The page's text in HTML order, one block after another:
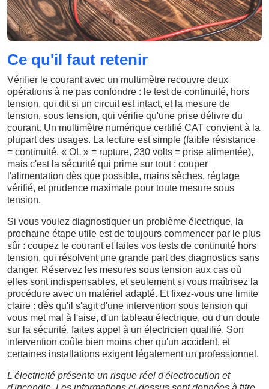
Ce qu'il faut retenir
Vérifier le courant avec un multimètre recouvre deux
opérations à ne pas confondre : le test de continuité, hors
tension, qui dit si un circuit est intact, et la mesure de
tension, sous tension, qui vérifie qu'une prise délivre du
courant. Un multimètre numérique certifié CAT convient à la
plupart des usages. La lecture est simple (faible résistance
= continuité, « OL » = rupture, 230 volts = prise alimentée),
mais c'est la sécurité qui prime sur tout : couper
l'alimentation dès que possible, mains sèches, réglage
vérifié, et prudence maximale pour toute mesure sous
tension.
Si vous voulez diagnostiquer un problème électrique, la
prochaine étape utile est de toujours commencer par le plus
sûr : coupez le courant et faites vos tests de continuité hors
tension, qui résolvent une grande part des diagnostics sans
danger. Réservez les mesures sous tension aux cas où
elles sont indispensables, et seulement si vous maîtrisez la
procédure avec un matériel adapté. Et fixez-vous une limite
claire : dès qu'il s'agit d'une intervention sous tension qui
vous met mal à l'aise, d'un tableau électrique, ou d'un doute
sur la sécurité, faites appel à un électricien qualifié. Son
intervention coûte bien moins cher qu'un accident, et
certaines installations exigent légalement un professionnel.
L'électricité présente un risque réel d'électrocution et